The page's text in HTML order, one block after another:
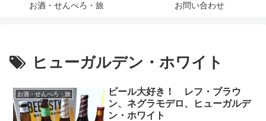
お酒・せんべろ・旅 お問い合わせ
ヒューガルデン・ホワイト
お酒・せんべろ・旅
ビール大好き！ レフ・ブラウ
ン、ネグラモデロ、ヒューガルデ
ン・ホワイト